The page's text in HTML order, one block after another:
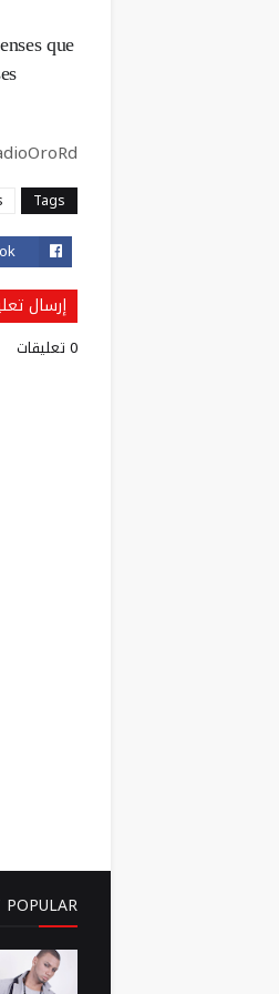
que
Tags
إرسال
0 تعليقات